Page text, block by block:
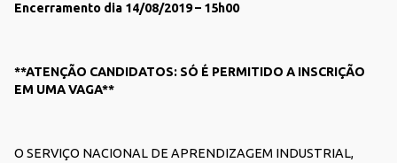
Encerramento dia 14/08/2019 – 15h00
**ATENÇÃO CANDIDATOS: SÓ É PERMITIDO A INSCRIÇÃO
EM UMA VAGA**
O SERVIÇO NACIONAL DE APRENDIZAGEM INDUSTRIAL,